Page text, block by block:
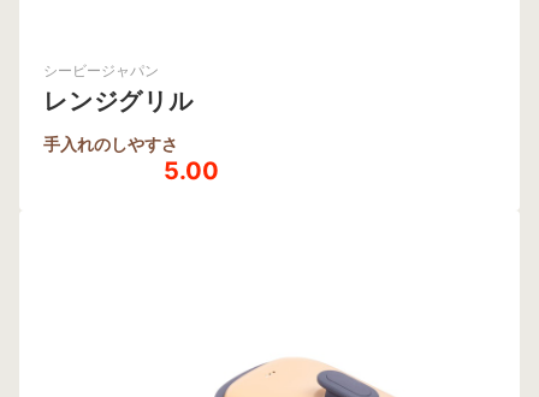
シービージャパン
レンジグリル
手入れのしやすさ
5.00